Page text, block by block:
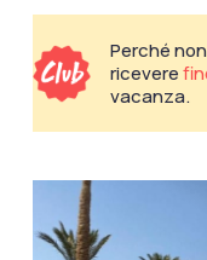
Perché
ricevere
vacanza.